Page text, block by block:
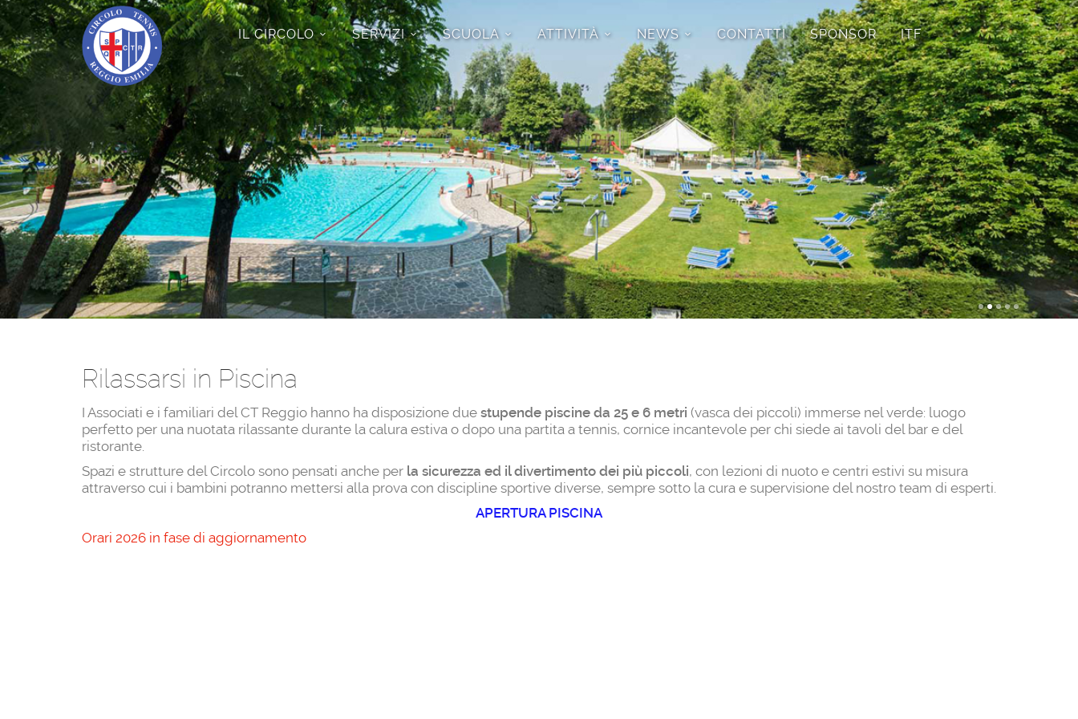
IL CIRCOLO SERVIZI SCUOLA ATTIVITÀ NEWS CONTATTI SPONSOR ITF
Rilassarsi in Piscina
I Associati e i familiari del CT Reggio hanno ha disposizione due stupende piscine da 25 e 6 metri (vasca dei piccoli) immerse nel verde: luogo
perfetto per una nuotata rilassante durante la calura estiva o dopo una partita a tennis, cornice incantevole per chi siede ai tavoli del bar e del
ristorante.
Spazi e strutture del Circolo sono pensati anche per la sicurezza ed il divertimento dei più piccoli, con lezioni di nuoto e centri estivi su misura
attraverso cui i bambini potranno mettersi alla prova con discipline sportive diverse, sempre sotto la cura e supervisione del nostro team di esperti.
APERTURA PISCINA
Orari 2026 in fase di aggiornamento